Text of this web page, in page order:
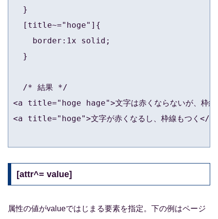
  }
  [title~="hoge"]{
    border:1x solid;
  }
  /* 結果 */
<a title="hoge hage">文字は赤くならないが、枠線
<a title="hoge">文字が赤くなるし、枠線もつく</
[attr^= value]
属性の値がvalueではじまる要素を指定。下の例はページ